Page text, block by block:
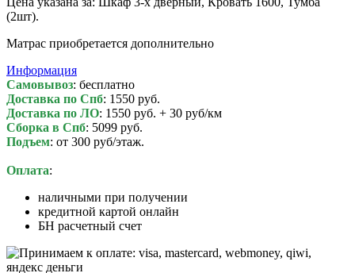
(2шт).
Матрас приобретается дополнительно
Информация
Самовывоз: бесплатно
Доставка по Спб: 1550 руб.
Доставка по ЛО: 1550 руб. + 30 руб/км
Сборка в Спб: 5099 руб.
Подъем: от 300 руб/этаж.
Оплата:
наличными при получении
кредитной картой онлайн
БН расчетный счет